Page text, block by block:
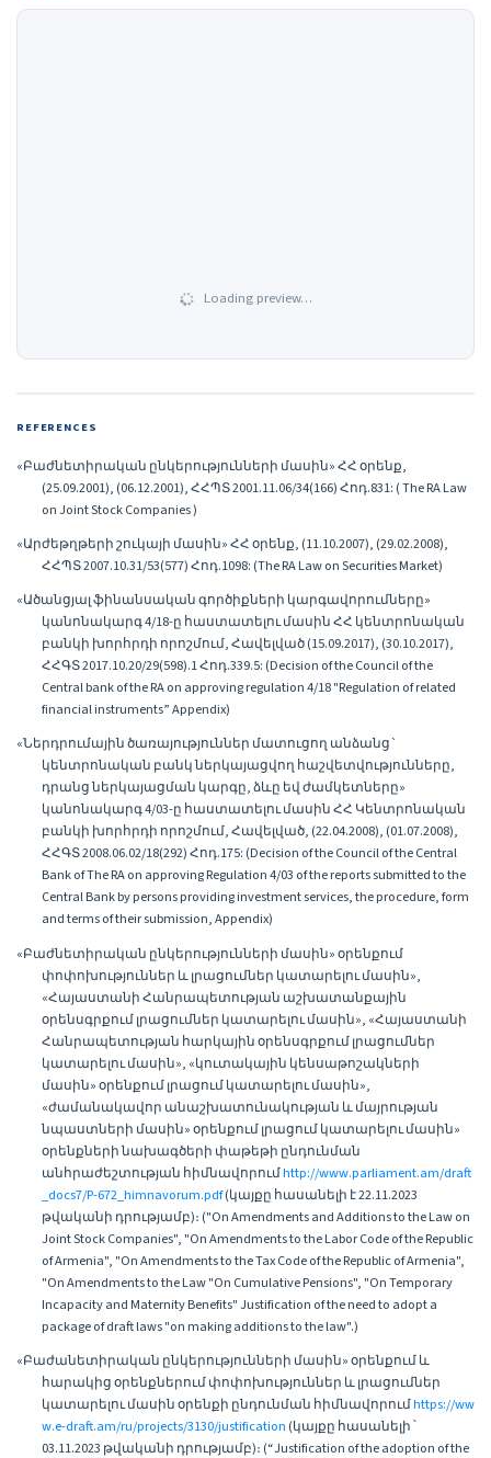
Loading preview…
REFERENCES
«Բաժնետիրական ընկերությունների մասին» ՀՀ օրենք,
(25.09.2001), (06.12.2001), ՀՀՊՏ 2001.11.06/34(166) Հոդ.831: ( The RA Law
on Joint Stock Companies )
«Արժեթղթերի շուկայի մասին» ՀՀ օրենք, (11.10.2007), (29.02.2008),
ՀՀՊՏ 2007.10.31/53(577) Հոդ.1098: (The RA Law on Securities Market)
«Ածանցյալ ֆինանսական գործիքների կարգավորումները»
կանոնակարգ 4/18-ը հաստատելու մասին ՀՀ կենտրոնական
բանկի խորհրդի որոշմում, Հավելված (15.09.2017), (30.10.2017),
ՀՀԳՏ 2017.10.20/29(598).1 Հոդ.339.5: (Decision of the Council of the
Central bank of the RA on approving regulation 4/18 "Regulation of related
financial instruments” Appendix)
«Ներդրումային ծառայություններ մատուցող անձանց`
կենտրոնական բանկ ներկայացվող հաշվետվությունները,
դրանց ներկայացման կարգը, ձևը եվ ժամկետները»
կանոնակարգ 4/03-ը հաստատելու մասին ՀՀ Կենտրոնական
բանկի խորհրդի որոշմում, Հավելված, (22.04.2008), (01.07.2008),
ՀՀԳՏ 2008.06.02/18(292) Հոդ.175: (Decision of the Council of the Central
Bank of The RA on approving Regulation 4/03 of the reports submitted to the
Central Bank by persons providing investment services, the procedure, form
and terms of their submission, Appendix)
«Բաժնետիրական ընկերությունների մասին» օրենքում
փոփոխություններ և լրացումներ կատարելու մասին»,
«Հայաստանի Հանրապետության աշխատանքային
օրենսգրքում լրացումներ կատարելու մասին», «Հայաստանի
Հանրապետության հարկային օրենսգրքում լրացումներ
կատարելու մասին», «կուտակային կենսաթոշակների
մասին» օրենքում լրացում կատարելու մասին»,
«ժամանակավոր անաշխատունակության և մայրության
նպաստների մասին» օրենքում լրացում կատարելու մասին»
օրենքների նախագծերի փաթեթի ընդունման
անհրաժեշտության հիմնավորումhttp://www.parliament.am/draft
_docs7/P-672_himnavorum.pdf(կայքը հասանելի է 22.11.2023
թվականի դրությամբ)։ ("On Amendments and Additions to the Law on
Joint Stock Companies", "On Amendments to the Labor Code of the Republic
of Armenia", "On Amendments to the Tax Code of the Republic of Armenia",
"On Amendments to the Law "On Cumulative Pensions", "On Temporary
Incapacity and Maternity Benefits" Justification of the need to adopt a
package of draft laws "on making additions to the law".)
«Բաժանետիրական ընկերությունների մասին» օրենքում և
հարակից օրենքներում փոփոխություններ և լրացումներ
կատարելու մասին օրենքի ընդունման հիմնավորումhttps://ww
w.e-draft.am/ru/projects/3130/justification (կայքը հասանելի ՝
03.11.2023 թվականի դրությամբ)։ (“Justification of the adoption of the